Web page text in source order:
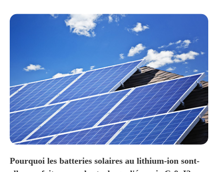
Pourquoi les batteries solaires au lithium-ion sont-